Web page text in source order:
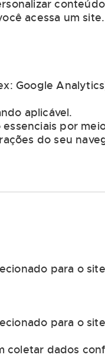
acessa um site.
Google
aplicável.
por
do seu
para o site
para o site
dados